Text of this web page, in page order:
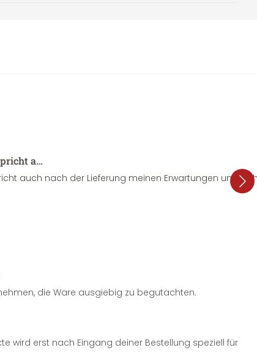
a…
auch nach der Lieferung meinen Erwartungen und
die Ware ausgiebig zu begutachten.
wird erst nach Eingang deiner Bestellung speziell für